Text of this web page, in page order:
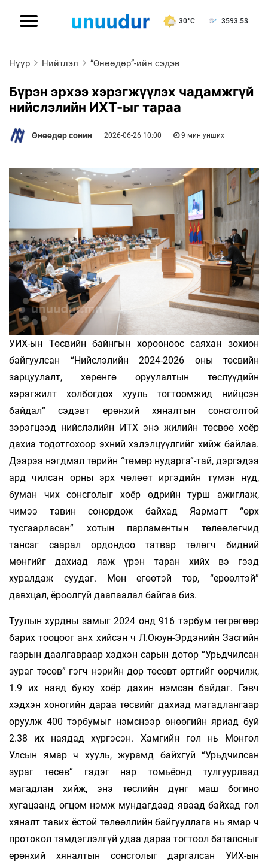
30°C 3593.5$
Нүүр Нийтлэл “Өнөөдөр”-ийн сэдэв
Бүрэн эрхээ хэрэгжүүлэх чадамжгүй
нийслэлийн ИХТ-ыг тараа
Өнөөдөр сонин 2026-06-26 10:00 9 мин унших
УИХ-ын Төсвийн байнгын хорооноос саяхан зохион
байгуулсан “Нийслэлийн 2024-2026 оны төсвийн
зарцуулалт, хөрөнгө оруулалтын төслүүдийн
хэрэгжилт холбогдох хууль тогтоомжид нийцсэн
байдал” сэдэвт ерөнхий хяналтын сонсголтой
зэрэгцээд нийслэлийн ИТХ энэ жилийн төсвөө хоёр
дахиа тодотгохоор эхний хэлэлцүүлгийг хийж байлаа.
Дээрээ нэгдмэл төрийн “төмөр нударга”-тай, дэргэдээ
ард­ чилсан орны эрх чөлөөт иргэдийн түмэн нүд,
буман чих сонсголыг хоёр өдрийн турш ажиглаж,
чимээ тавин сонордож байхад Яармагт “өрх
тусгаарласан” хотын парламентын төлөөлөгчид
тансаг саарал ордондоо татвар төлөгч бидний
мөнгийг дахиад яаж үрэн таран хийх вэ гээд
хуралдаж суудаг. Мөн егөөтэй төр, “ерөөлтэй”
давхцал, ёроолгүй даапаалал байгаа биз.
Туулын хурдны замыг 2024 онд 916 тэрбум төгрөгөөр
барих тооцоог анх хийсэн ч Л.Оюун-Эрдэнийн Засгийн
газрын даалгавраар хэдхэн сарын дотор “Урьдчилсан
зураг төсөв” гэгч нэрийн дор төсөвт өртгийг өөрчилж,
1.9 их наяд буюу хоёр дахин нэмсэн байдаг. Гэвч
хэдхэн хоногийн дараа төсвийг дахиад магадлангаар
оруулж 400 тэрбумыг нэмснээр өнөөгийн яриад буй
2.38 их наядад хүргэсэн. Хамгийн гол нь Монгол
Улсын ямар ч хууль, журамд байхгүй “Урьдчилсан
зураг төсөв” гэдэг нэр томьёонд тулгуурлаад
магадлан хийж, энэ төслийн дүнг маш богино
хугацаанд огцом нэмж мундагдаад яваад байхад гол
хяналт тавих ёстой төлөөллийн байгууллага нь ямар ч
протокол тэмдэглэлгүй удаа дараа тогтоол баталсныг
ерөн­хий хяналтын сонсголыг даргалсан УИХ-ын